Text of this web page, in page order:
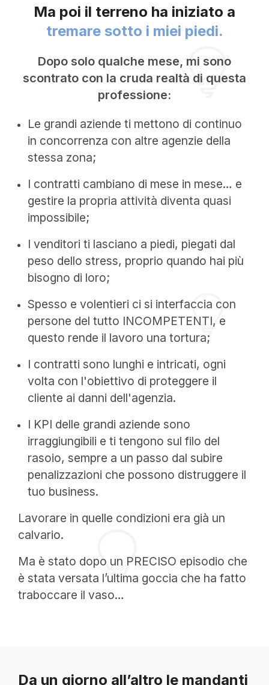
Ma poi il terreno ha iniziato a
tremare sotto i miei piedi.
Dopo solo qualche mese, mi sono
scontrato con la cruda realtà di questa
professione:
Le grandi aziende ti mettono di continuo
in concorrenza con altre agenzie della
stessa zona;
I contratti cambiano di mese in mese… e
gestire la propria attività diventa quasi
impossibile;
I venditori ti lasciano a piedi, piegati dal
peso dello stress, proprio quando hai più
bisogno di loro;
Spesso e volentieri ci si interfaccia con
persone del tutto INCOMPETENTI, e
questo rende il lavoro una tortura;
I contratti sono lunghi e intricati, ogni
volta con l'obiettivo di proteggere il
cliente ai danni dell'agenzia.
I KPI delle grandi aziende sono
irraggiungibili e ti tengono sul filo del
rasoio, sempre a un passo dal subire
penalizzazioni che possono distruggere il
tuo business.
Lavorare in quelle condizioni era già un
calvario.
Ma è stato dopo un PRECISO episodio che
è stata versata l’ultima goccia che ha fatto
traboccare il vaso…
Da un giorno all’altro le mandanti